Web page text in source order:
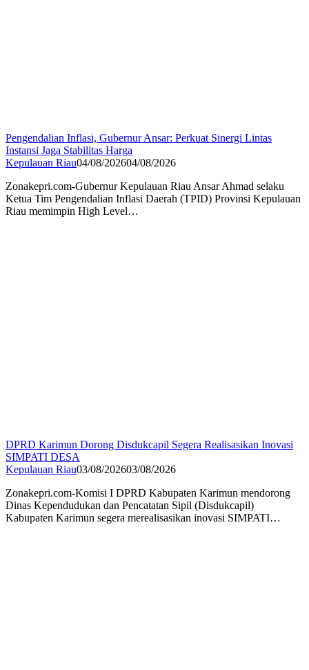
Pengendalian Inflasi, Gubernur Ansar: Perkuat Sinergi Lintas
Instansi Jaga Stabilitas Harga
Kepulauan Riau04/08/202604/08/2026
Zonakepri.com-Gubernur Kepulauan Riau Ansar Ahmad selaku
Ketua Tim Pengendalian Inflasi Daerah (TPID) Provinsi Kepulauan
Riau memimpin High Level…
DPRD Karimun Dorong Disdukcapil Segera Realisasikan Inovasi
SIMPATI DESA
Kepulauan Riau03/08/202603/08/2026
Zonakepri.com-Komisi I DPRD Kabupaten Karimun mendorong
Dinas Kependudukan dan Pencatatan Sipil (Disdukcapil)
Kabupaten Karimun segera merealisasikan inovasi SIMPATI…